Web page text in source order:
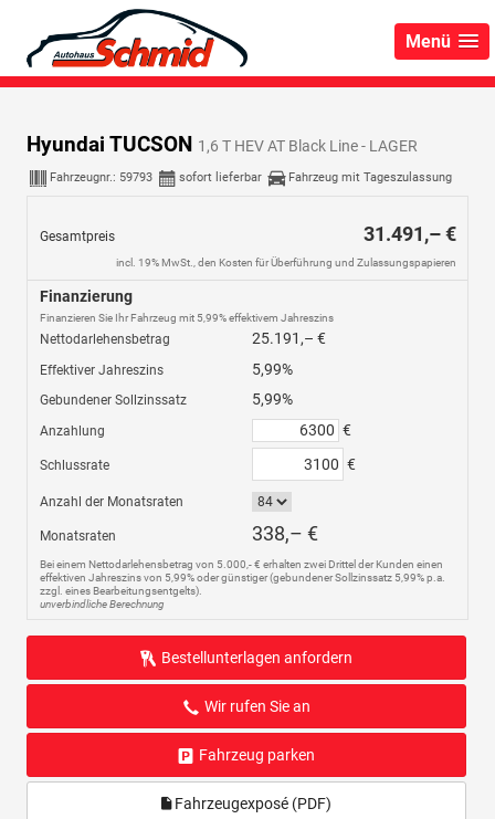
Menü
Hyundai TUCSON 1,6 T HEV AT Black Line - LAGER
Fahrzeugnr.: 59793 sofort lieferbar Fahrzeug mit Tageszulassung
Gesamtpreis 31.491,– €
incl. 19% MwSt., den Kosten für Überführung und Zulassungspapieren
Finanzierung
Finanzieren Sie Ihr Fahrzeug mit 5,99% effektivem Jahreszins
Nettodarlehensbetrag 25.191,– €
Effektiver Jahreszins 5,99%
Gebundener Sollzinssatz 5,99%
Anzahlung €
Schlussrate €
Anzahl der Monatsraten
Monatsraten 338,– €
Bei einem Nettodarlehensbetrag von 5.000,- € erhalten zwei Drittel der Kunden einen
effektiven Jahreszins von 5,99% oder günstiger (gebundener Sollzinssatz 5,99% p.a.
zzgl. eines Bearbeitungsentgelts).
unverbindliche Berechnung
Bestellunterlagen anfordern
Wir rufen Sie an
Fahrzeug parken
Fahrzeugexposé (PDF)